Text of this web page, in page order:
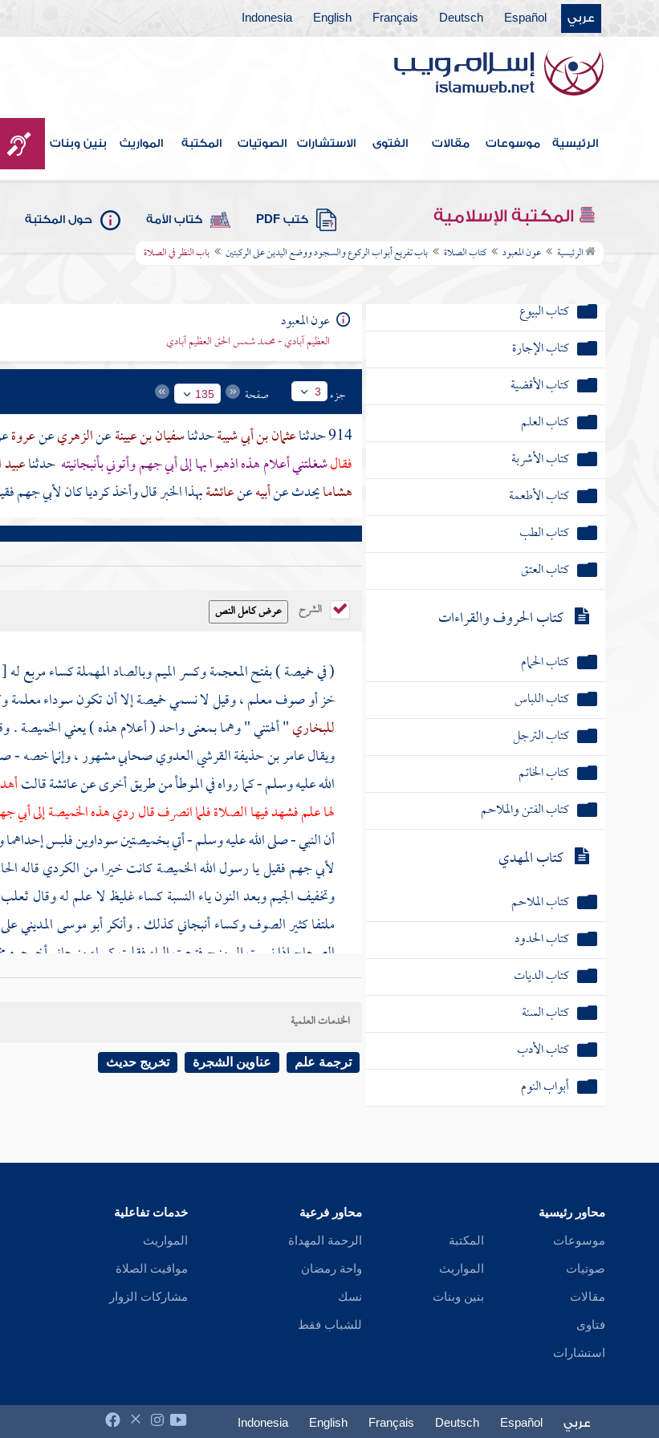
عربي Español
Deutsch
Français
English
Indonesia
الرئيسية موسوعات مقالات الفتوى الاستشارات الصوتيات المكتبة المواريث بنين وبنات
المكتبة الإسلامية كتب PDF كتاب الأمة حول المكتبة
الرئيسية عون المعبود كتاب الصلاة باب تفريع أبواب الركوع والسجود ووضع اليدين على الركبتين باب النظر في الصلاة
كتاب الجهاد
كتاب الضحايا
كتاب الصيد
كتاب الخراج والإمارة والفيء
كتاب البيوع
كتاب الإجارة
كتاب الأقضية
كتاب العلم
كتاب الأشربة
كتاب الأطعمة
كتاب الطب
كتاب العتق
كتاب الحروف والقراءات
كتاب الحمام
كتاب اللباس
كتاب الترجل
كتاب الخاتم
كتاب الفتن والملاحم
كتاب المهدي
كتاب الملاحم
كتاب الحدود
كتاب الديات
كتاب السنة
كتاب الأدب
أبواب النوم
عون المعبود
العظيم آبادي - محمد شمس الحق العظيم آبادي
جزء 3 صفحة 135
914 حدثنا عثمان بن أبي شيبةحدثناسفيان بن عيينةعنالزهريعنعروة
فقالشغلتني أعلام هذه اذهبوا بها إلىأبي جهموأتوني بأنبجانيته حدثنا
هشامايحدث عنأبيهعنعائشةبهذا الخبر قال وأخذ كرديا كانلأبي جهم
الشرح
( في خميصة ) بفتح المعجمة وكسر الميم وبالصاد المهملة كساء مربع له[
خز أو صوف معلم ، وقيل لا نسمي خميصة إلا أن تكون سوداء معلمة
للبخاري" ألهتني " وهما بمعنى واحد ( أعلام هذه ) يعني الخميصة .
ويقالعامر بن حذيفة القرشي العدويصحابي مشهور ، وإنما خصه -
الله عليه وسلم - كما رواه في الموطأ من طريق أخرى عنعائشةقالت
لها علم فشهد فيها الصلاة فلما انصرف قال ردي هذه الخميصة إلىأبي
أن النبي - صلى الله عليه وسلم - أتي بخميصتين سوداوين فلبس
لأبي جهمفقيل يا رسول الله الخميصة كانت خيرا من الكردي قاله
وتخفيف الجيم وبعد النون ياء النسبة كساء غليظ لا علم له وقالثعلب
ملتفا كثير الصوف وكساء أنبجاني كذلك . وأنكرأبو موسى المديني
الصحاح إذا نسبت إلى منبج فتحت الباء فقلت كساء منبجاني
ونسبوا إليه الثياب المنبجانية . وقالأبو حاتم السجستانيلا يقال كساء
موسى كما تقدم فقال الصواب أن هذه النسبة إلى موضع يقال له أنبجان
كرامة .
قبائل كثيرة يرجعون إلى أربعة قبائلالسورانوالكوران
الخدمات العلمية
ترجمة علم عناوين الشجرة تخريج حديث
محاور رئيسية
موسوعات
صوتيات
مقالات
فتاوى
استشارات
المكتبة
المواريث
بنين وبنات
محاور فرعية
الرحمة المهداة
واحة رمضان
نسك
للشباب فقط
خدمات تفاعلية
المواريث
مواقيت الصلاة
مشاركات الزوار
عربي Español
Deutsch
Français
English
Indonesia